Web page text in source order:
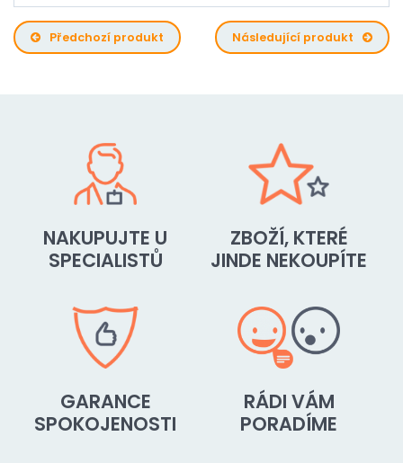
Předchozí produkt Následující produkt
NAKUPUJTE U
SPECIALISTŮ
ZBOŽÍ, KTERÉ
JINDE NEKOUPÍTE
GARANCE
SPOKOJENOSTI
RÁDI VÁM
PORADÍME